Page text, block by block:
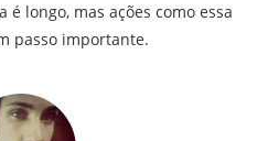
longo, mas ações como essa
passo importante.